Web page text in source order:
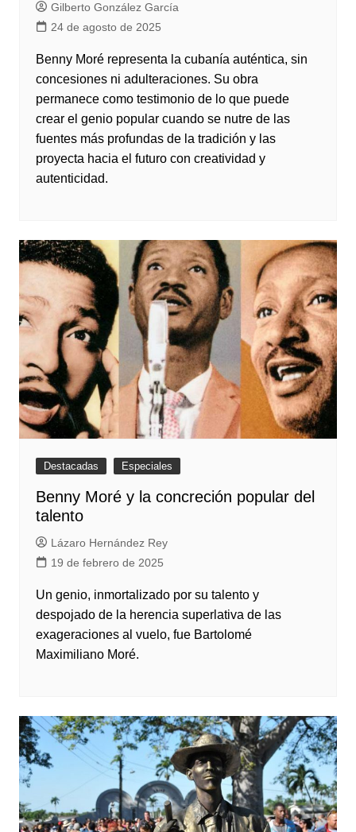
Gilberto González García
24 de agosto de 2025
Benny Moré representa la cubanía auténtica, sin
concesiones ni adulteraciones. Su obra
permanece como testimonio de lo que puede
crear el genio popular cuando se nutre de las
fuentes más profundas de la tradición y las
proyecta hacia el futuro con creatividad y
autenticidad.
Destacadas Especiales
Benny Moré y la concreción popular del
talento
Lázaro Hernández Rey
19 de febrero de 2025
Un genio, inmortalizado por su talento y
despojado de la herencia superlativa de las
exageraciones al vuelo, fue Bartolomé
Maximiliano Moré.